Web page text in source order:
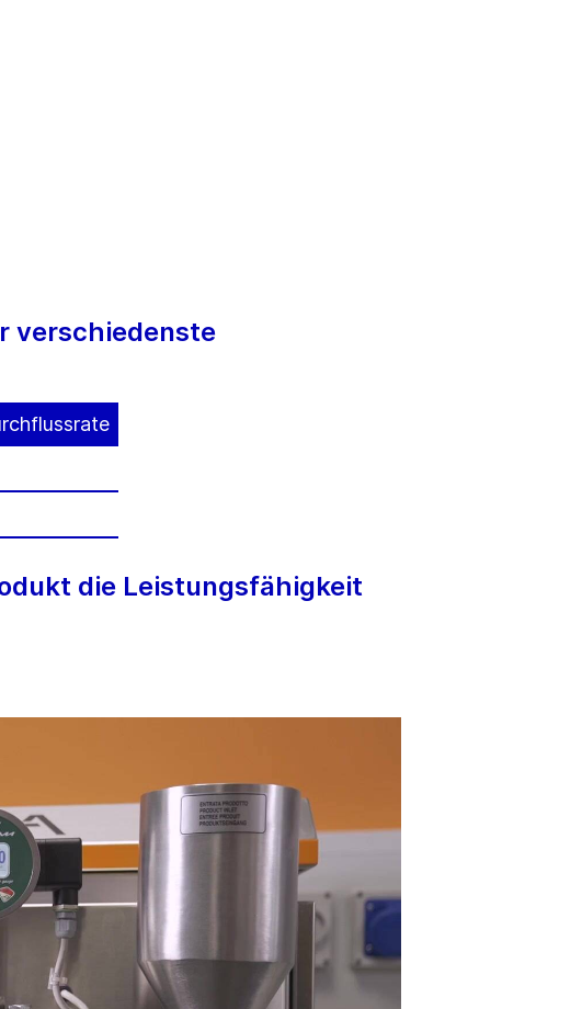
verschiedenste
die Leistungsfähigkeit